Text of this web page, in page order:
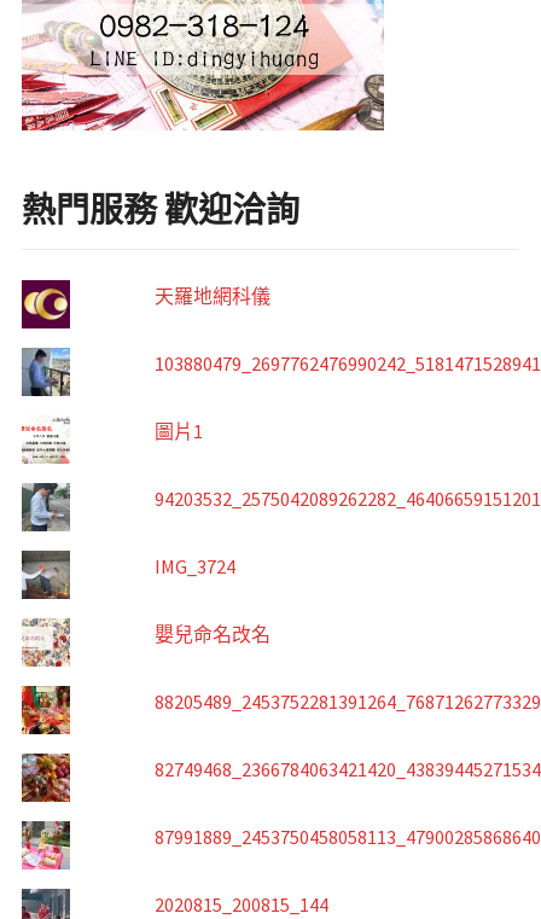
熱門服務 歡迎洽詢
天羅地網科儀
圖片1
IMG_3724
嬰兒命名改名
2020815_200815_144